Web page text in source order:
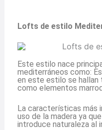
Lofts de estilo
Este estilo nace
mediterráneos como:
en este estilo se hallan
como elementos
La características más
uso de la madera ya
introduce naturaleza al